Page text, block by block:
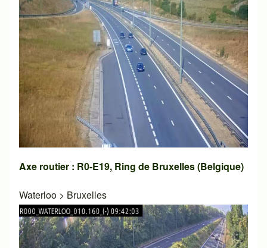
Axe routier : R0-E19, Ring de Bruxelles (Belgique)
Waterloo > Bruxelles